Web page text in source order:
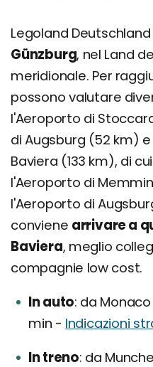
Legoland
Günzburg, nel Land
meridionale. Per
possono valutare
l'Aeroporto di
di Augsburg (52 km)
Baviera (133 km), di
l'Aeroporto di
l'Aeroporto di
conviene arrivare a
Baviera, meglio
compagnie low cost.
In auto da Monaco
min - Indicazioni
In treno da